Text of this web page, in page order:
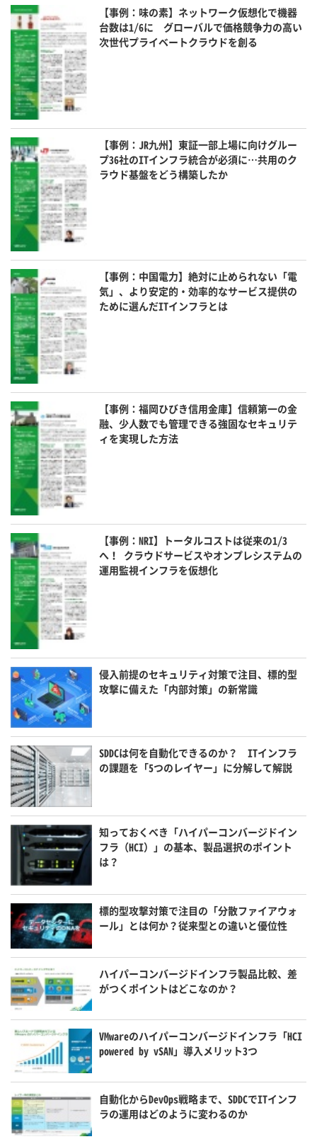
【事例：味の素】ネットワーク仮想化で機器
台数は1/6に グローバルで価格競争力の高い
次世代プライベートクラウドを創る
【事例：JR九州】東証一部上場に向けグルー
プ36社のITインフラ統合が必須に…共用のク
ラウド基盤をどう構築したか
【事例：中国電力】絶対に止められない「電
気」、より安定的・効率的なサービス提供の
ために選んだITインフラとは
【事例：福岡ひびき信用金庫】信頼第一の金
融、少人数でも管理できる強固なセキュリテ
ィを実現した方法
【事例：NRI】トータルコストは従来の1/3
へ！ クラウドサービスやオンプレシステムの
運用監視インフラを仮想化
侵入前提のセキュリティ対策で注目、標的型
攻撃に備えた「内部対策」の新常識
SDDCは何を自動化できるのか？ ITインフラ
の課題を「5つのレイヤー」に分解して解説
知っておくべき「ハイパーコンバージドイン
フラ（HCI）」の基本、製品選択のポイント
は？
標的型攻撃対策で注目の「分散ファイアウォ
ール」とは何か？従来型との違いと優位性
ハイパーコンバージドインフラ製品比較、差
がつくポイントはどこなのか？
VMwareのハイパーコンバージドインフラ「HCI
powered by vSAN」導入メリット3つ
自動化からDevOps戦略まで、SDDCでITインフ
ラの運用はどのように変わるのか